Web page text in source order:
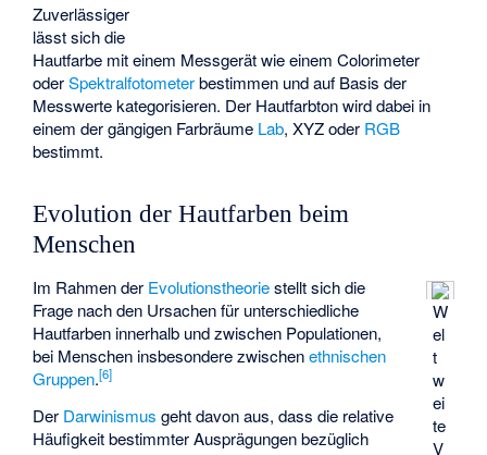
Zuverlässiger
lässt sich die
Hautfarbe mit einem Messgerät wie einemColorimeter
oderSpektralfotometerbestimmen und auf Basis der
Messwerte kategorisieren. Der Hautfarbton wird dabei in
einem der gängigen Farbräume Lab,XYZoder RGB
bestimmt.
Evolution der Hautfarben beim
Menschen
W
el
t
w
ei
te
V
Im Rahmen der Evolutionstheoriestellt sich die
Frage nach den Ursachen für unterschiedliche
Hautfarben innerhalb und zwischen Populationen,
bei Menschen insbesondere zwischenethnischen
Gruppen.[6]
Der Darwinismus geht davon aus, dass die relative
Häufigkeit bestimmter Ausprägungen bezüglich